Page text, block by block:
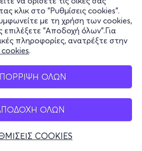
κλικ στο "Ρυθμίσεις cookies".
με τη χρήση των cookies,
"Αποδοχή όλων".Για
πληροφορίες, ανατρέξτε στην
cookies.
ΟΛΩΝ
ΟΛΩΝ
COOKIES